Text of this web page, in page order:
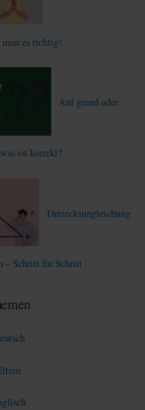
man es richtig!
Auf grund oder
ist korrekt?
Dreiecksungleichung
– Schritt für Schritt